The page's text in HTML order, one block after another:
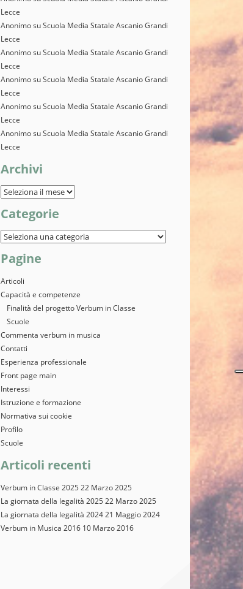
Lecce
AnonimosuScuola Media Statale Ascanio Grandi
Lecce
AnonimosuScuola Media Statale Ascanio Grandi
Lecce
AnonimosuScuola Media Statale Ascanio Grandi
Lecce
AnonimosuScuola Media Statale Ascanio Grandi
Lecce
AnonimosuScuola Media Statale Ascanio Grandi
Lecce
Archivi
Categorie
Pagine
Articoli
Capacità e competenze
Finalità del progetto Verbum in Classe
Scuole
Commenta verbum in musica
Contatti
Esperienza professionale
Front page main
Interessi
Istruzione e formazione
Normativa sui cookie
Profilo
Scuole
Articoli recenti
Verbum in Classe 202522 Marzo 2025
La giornata della legalità 202522 Marzo 2025
La giornata della legalità 202421 Maggio 2024
Verbum in Musica 2016 10 Marzo 2016